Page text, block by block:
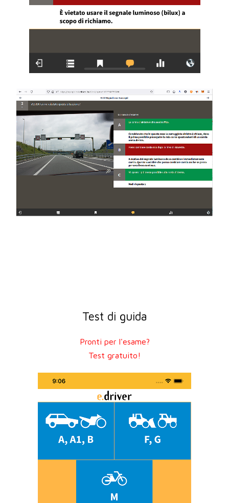
Test di guida
Pronti per l'esame?
Test gratuito!